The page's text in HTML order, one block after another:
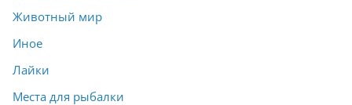
Животный мир
Иное
Лайки
Места для рыбалки